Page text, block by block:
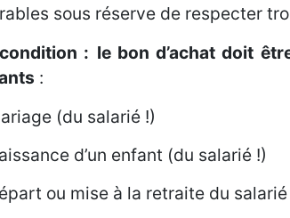
sous réserve de respecter
condition : le bon d’achat doit
:
(du salarié !)
d’un enfant (du salarié !)
ou mise à la retraite du salarié